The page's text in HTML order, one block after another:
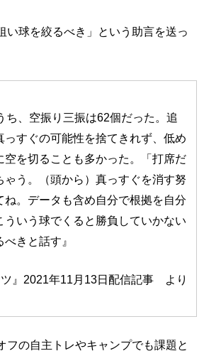
い球を絞るべき」という助言を送っ
ち、空振り三振は62個だった。追
っすぐの可能性を捨てきれず、低め
空を切ることも多かった。「打席だ
ゃう。（頭から）真っすぐを消す努
ね。データも含め自分で根拠を自分
ういう球でくると勝負していかない
きと話す』
ツ』2021年11月13日配信記事 より
フの自主トレやキャンプでも課題と